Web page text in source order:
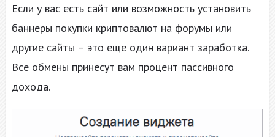
Если у вас есть сайт или возможность установить
баннеры покупки криптовалют на форумы или
другие сайты – это еще один вариант заработка.
Все обмены принесут вам процент пассивного
дохода.